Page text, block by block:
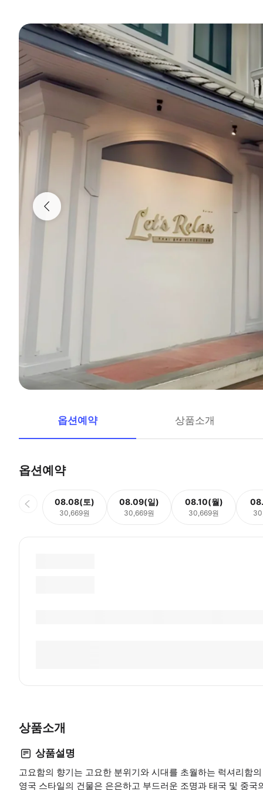
옵션예약 상품소개
옵션예약
08.08(토)
30,669원
08.09(일)
30,669원
08.10(월)
30,669원
상품소개
상품설명
고요함의 향기는 고요한 분위기와 시대를 초월하는 럭셔리함
영국 스타일의 건물은 은은하고 부드러운 조명과 태국 및 중